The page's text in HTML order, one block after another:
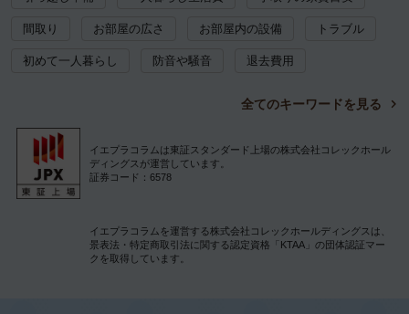
間取り お部屋の広さ お部屋内の設備 トラブル
初めて一人暮らし 防音や騒音 退去費用
全てのキーワードを見る
イエプラコラムは東証スタンダード上場の株式会社コレックホール
ディングスが運営しています。
証券コード：6578
イエプラコラムを運営する株式会社コレックホールディングスは、
景表法・特定商取引法に関する認定資格「KTAA」の団体認証マー
クを取得しています。